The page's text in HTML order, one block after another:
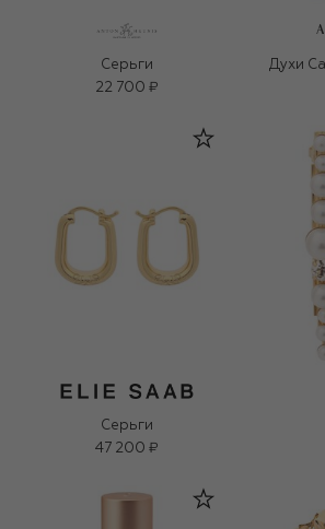
Серьги
22 700 ₽
Духи
Серьги
47 200 ₽